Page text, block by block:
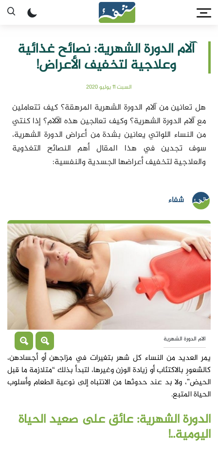
آلام الدورة الشهرية: نصائح غذائية
وعلاجية لتخفيف الأعراض!
السبت 11 يوليو 2020
هل تعانين من آلام الدورة الشهرية المرهقة؟ كيف تتعاملين
مع آلام الدورة الشهرية؟ وكيف تعالجين هذه الآلام؟ إذا كنتي
من النساء اللواتي يعانين بشدة من أعراض الدورة الشهرية،
سوف تجدين في هذا المقال أهم النصائح التغذوية
والعلاجية لتخفيف أعراضها الجسدية والنفسية:
شفاء
الام الدورة الشهرية
يمر العديد من النساء كل شهر بتغيرات في مزاجهن أو أجسادهن،
كالشعورِ بالاكتئاب أو زيادة الوزن وغيرها، لتبدأ بذلك “متلازمة ما قبل
الحيض”، ولا بد عند حدوثها من الانتباه إلى نوعية الطعام وأسلوب
الحياة المتبع.
الدورة الشهرية: عائق على صعيد الحياة
اليومية..!